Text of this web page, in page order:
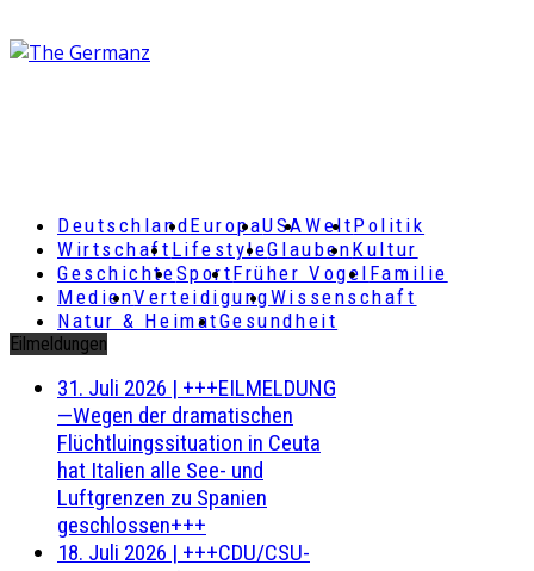
DeutschlandEuropaUSAWeltPolitik
Wirtschaft LifestyleGlaubenKultur
GeschichteSportFrüher Vogel Familie
MedienVerteidigungWissenschaft
Natur & HeimatGesundheit
Eilmeldungen
31. Juli 2026 | +++EILMELDUNG
—Wegen der dramatischen
Flüchtluingssituation in Ceuta
hat Italien alle See- und
Luftgrenzen zu Spanien
geschlossen+++
18. Juli 2026 | +++CDU/CSU-